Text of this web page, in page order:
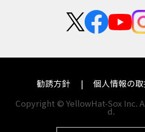
ハーレーダビッドソン
ドゥカティ
モトグ
MVアグ
他海外
兵庫
中途採用・アルバイト
勧誘方針
個人情報の
Copyright © YellowHat-Sox Inc.
d.